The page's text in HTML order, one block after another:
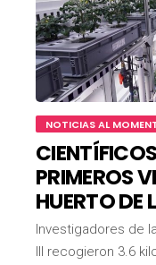
NOTICIAS AL
PRIMEROS
HUERTO
Investigadores de
III recogieron 3.6